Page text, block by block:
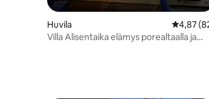
Huvila
4,87
Villa Alisentaika elämys porealtaalla ja